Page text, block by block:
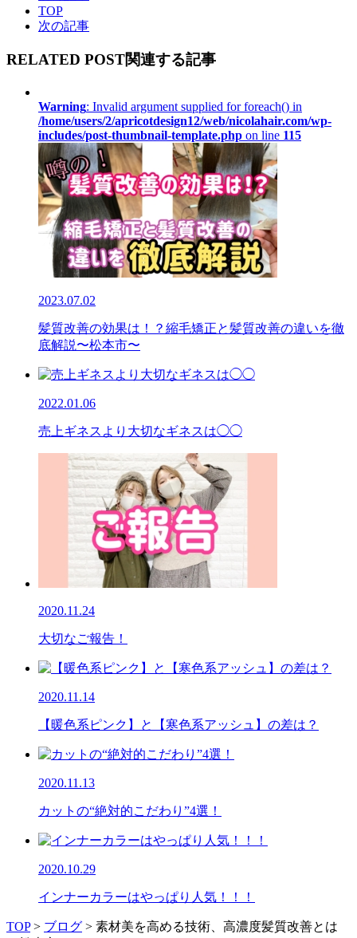
TOP
次の記事
RELATED POST関連する記事
Warning: Invalid argument supplied for foreach() in
/home/users/2/apricotdesign12/web/nicolahair.com/wp-
includes/post-thumbnail-template.php on line 115
2023.07.02
髪質改善の効果は！？縮毛矯正と髪質改善の違いを徹
底解説〜松本市〜
2022.01.06
売上ギネスより大切なギネスは◯◯
2020.11.24
大切なご報告！
2020.11.14
【暖色系ピンク】と【寒色系アッシュ】の差は？
2020.11.13
カットの“絶対的こだわり”4選！
2020.10.29
インナーカラーはやっぱり人気！！！
TOP> ブログ > 素材美を高める技術、高濃度髪質改善とは